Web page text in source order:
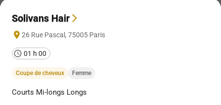
Solivans Hair
26 Rue Pascal, 75005 Paris
01 h 00
Coupe de cheveux Femme
Courts Mi-longs Longs